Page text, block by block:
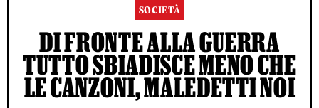
SOCIETÀ
DI FRONTE ALLA GUERRA
TUTTO SBIADISCE MENO CHE
LE CANZONI, MALEDETTI NOI